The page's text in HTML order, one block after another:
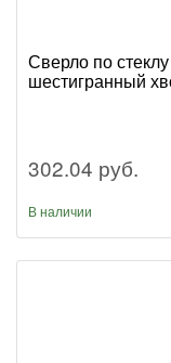
Сверло по
шестигранный
302.04 руб.
В наличии